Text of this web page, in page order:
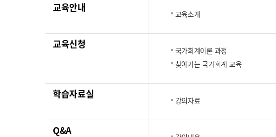
교육안내
교육소개
교육신청
국가회계이론 과정
찾아가는 국가회계 교육
학습자료실
강의자료
Q&A